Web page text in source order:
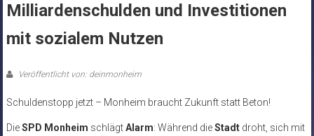
Milliardenschulden und Investitionen
mit sozialem Nutzen
Veröffentlicht von: deinmonheim
Schuldenstopp jetzt – Monheim braucht Zukunft statt Beton!
DieSPD Monheim schlägtAlarm: Während dieStadtdroht, sich mit